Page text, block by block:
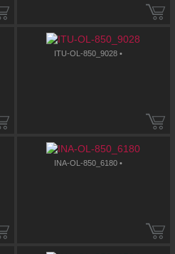
ITU-OL-850_9028 •
INA-OL-850_6180 •